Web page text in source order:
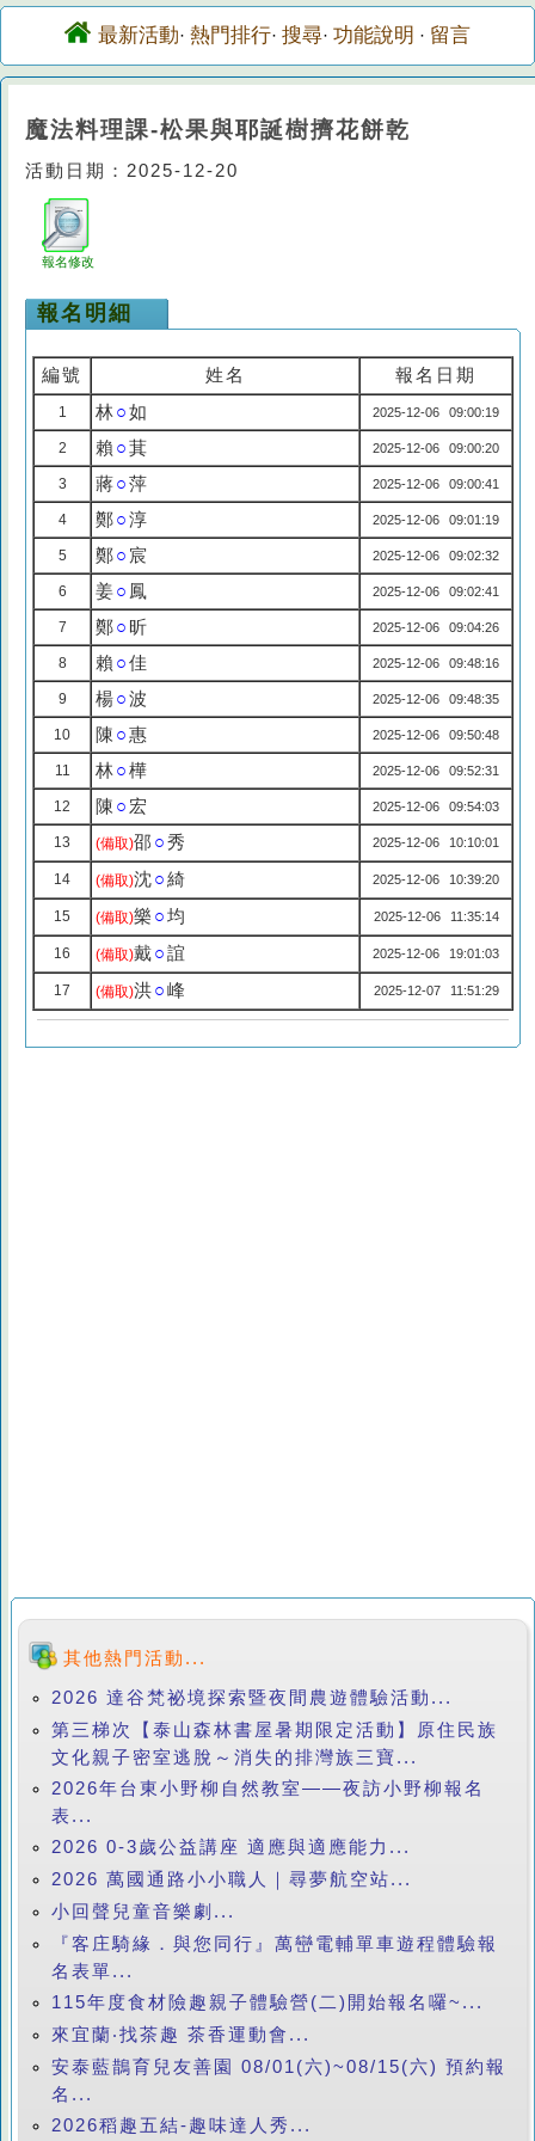
最新活動· 熱門排行· 搜尋· 功能說明 · 留言
魔法料理課-松果與耶誕樹擠花餅乾
活動日期：2025-12-20
報名修改
報名明細
編號 姓名 報名日期
1 林○如 2025-12-06 09:00:19
2 賴 ○萁 2025-12-06 09:00:20
3 蔣○萍 2025-12-06 09:00:41
4 鄭○淳 2025-12-06 09:01:19
5 鄭○ 宸 2025-12-06 09:02:32
6 姜○ 鳳 2025-12-06 09:02:41
7 鄭○ 昕 2025-12-06 09:04:26
8 賴 ○佳 2025-12-06 09:48:16
9 楊○波 2025-12-06 09:48:35
10 陳 ○惠 2025-12-06 09:50:48
11 林○樺 2025-12-06 09:52:31
12 陳 ○ 宏 2025-12-06 09:54:03
13 (備取)邵 ○秀 2025-12-06 10:10:01
14 (備取)沈○綺 2025-12-06 10:39:20
15 (備取)樂 ○均 2025-12-06 11:35:14
16 (備取)戴○誼 2025-12-06 19:01:03
17 (備取)洪○峰 2025-12-07 11:51:29
其他熱門活動...
2026 達谷梵祕境探索暨夜間農遊體驗活動...
第三梯次【泰山森林書屋暑期限定活動】原住民族
文化親子密室逃脫～消失的排灣族三寶...
2026年台東小野柳自然教室——夜訪小野柳報名
表...
2026 0-3歲公益講座 適應與適應能力...
2026 萬國通路小小職人｜尋夢航空站...
小回聲兒童音樂劇...
『客庄騎緣．與您同行』萬巒電輔單車遊程體驗報
名表單...
115年度食材險趣親子體驗營(二)開始報名囉~...
來宜蘭‧找茶趣 茶香運動會...
安泰藍鵲育兒友善園 08/01(六)~08/15(六) 預約報
名...
2026稻趣五結-趣味達人秀...